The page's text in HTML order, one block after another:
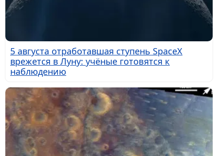
5 августа отработавшая ступень SpaceX
врежется в Луну: учёные готовятся к
наблюдению